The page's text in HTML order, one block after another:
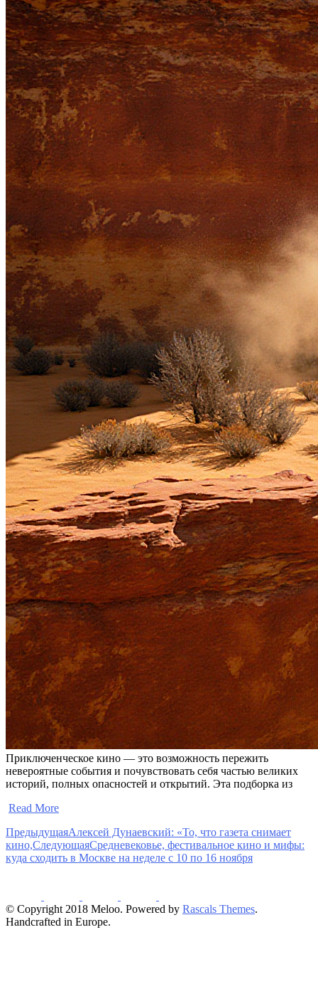
Приключенческое кино — это возможность пережить
невероятные события и почувствовать себя частью великих
историй, полных опасностей и открытий. Эта подборка из
Read More
ПредыдущаяАлексей Дунаевский: «То, что газета снимает
кино,СледующаяСредневековье, фестивальное кино и мифы:
куда сходить в Москве на неделе с 10 по 16 ноября
© Copyright 2018 Meloo. Powered by Rascals Themes.
Handcrafted in Europe.